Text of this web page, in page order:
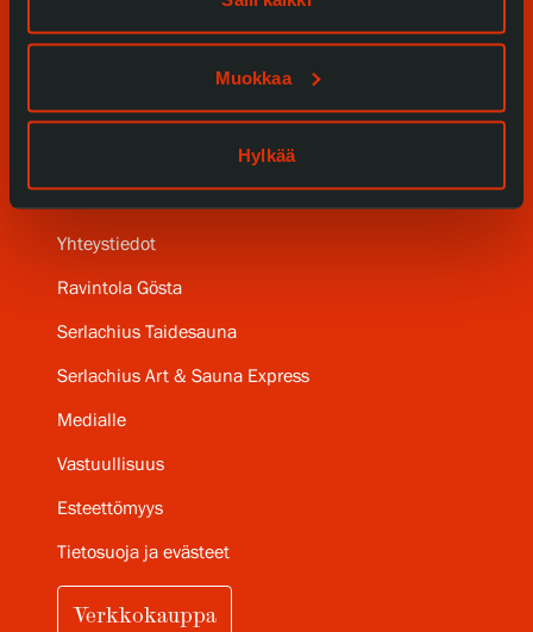
Muokkaa
Hylkää
Kokoelmat ja museo
SERLACHIUS+
Yhteystiedot
Ravintola Gösta
Serlachius Taidesauna
Serlachius Art & Sauna Express
Medialle
Vastuullisuus
Esteettömyys
Tietosuoja ja evästeet
Verkkokauppa